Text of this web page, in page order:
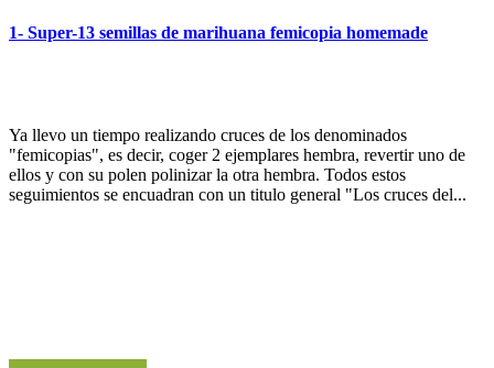
1- Super-13 semillas de marihuana femicopia homemade
Ya llevo un tiempo realizando cruces de los denominados
"femicopias", es decir, coger 2 ejemplares hembra, revertir uno de
ellos y con su polen polinizar la otra hembra. Todos estos
seguimientos se encuadran con un titulo general "Los cruces del...